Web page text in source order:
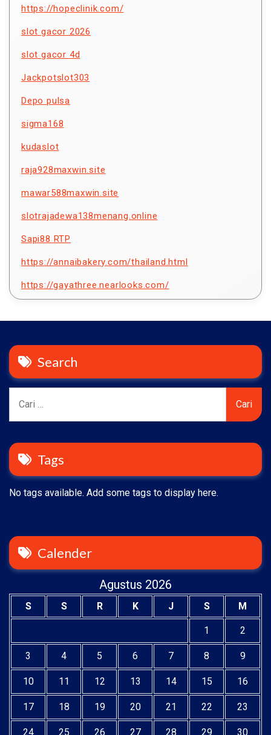
https://hopeclinik.com/
slot gacor 2026
slot gacor 4d
Jackpotslot303
Depo pulsa
sigma168
kudaslot
raja928maxwin.site
mawar588maxwin.site
slotrajadewa138menang.online
Sapi88 RTP
https://annaibakery.com/thailand.html
https://gayathree.nearlooks.com/
Search
untuk:
Tags
No tags available. Add some tags to display here.
Calender
Agustus 2026
S S R K J S M
1 2
3 4 5 6 7 8 9
10 11 12 13 14 15 16
17 18 19 20 21 22 23
24 25 26 27 28 29 30